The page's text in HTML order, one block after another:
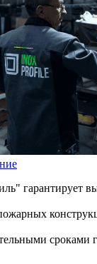
гарантирует
сроками